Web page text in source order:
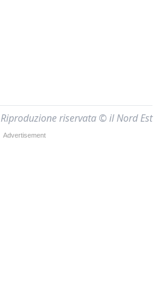
Riproduzione riservata © il Nord Est